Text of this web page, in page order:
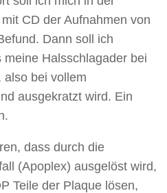
CD der Aufnahmen von
Dann soll ich
Halsschlagader bei
also bei vollem
ausgekratzt wird. Ein
dass durch die
(Apoplex) ausgelöst wird,
Teile der Plaque lösen,